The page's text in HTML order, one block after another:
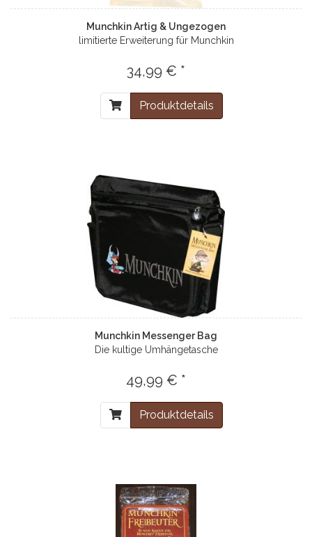
Munchkin Artig & Ungezogen
limitierte Erweiterung für Munchkin
34,99 € *
Produktdetails
Munchkin Messenger Bag
Die kultige Umhängetasche
49,99 € *
Produktdetails